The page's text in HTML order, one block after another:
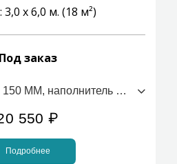
х 6,0 м. (18 м²)
Под заказ
ТОЛЩИНА СТЕН 150 ММ, наполнитель ПСБС (стоимость за 1м2)
550 ₽
Подробнее